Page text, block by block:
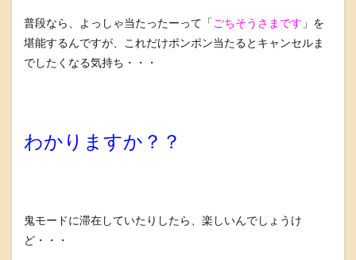
普段なら、よっしゃ当たったーって「ごちそうさまです 」を
堪能するんですが、これだけポンポン当たるとキャンセルま
でしたくなる気持ち・・・
わかりますか？？
鬼モードに滞在していたりしたら、楽しいんでしょうけ
ど・・・